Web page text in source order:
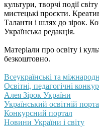
культури, творчі події
мистецькі проєкти.
Таланти і шлях до зірок.
Українська редакція.
Матеріали про освіту і
безкоштовно.
Всеукраїнські та
Освітні, педагогічні
Алея Зірок України
Український освітній
Конкурсний портал
Новини України і світу